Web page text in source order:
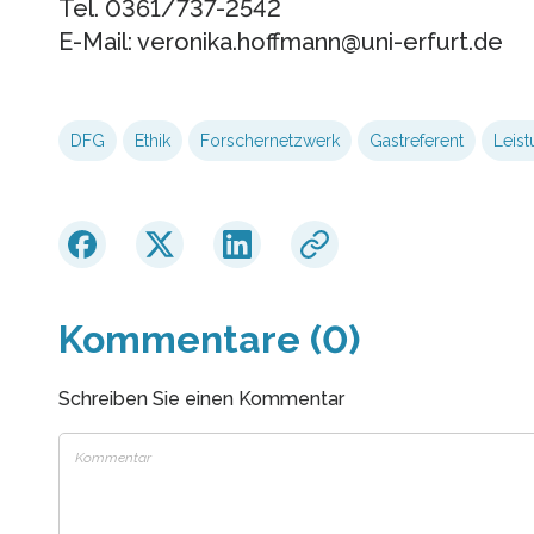
Tel. 0361/737-2542
E-Mail: veronika.hoffmann@uni-erfurt.de
DFG Ethik Forschernetzwerk Gastreferent
Kommentare (0)
Schreiben Sie einen Kommentar